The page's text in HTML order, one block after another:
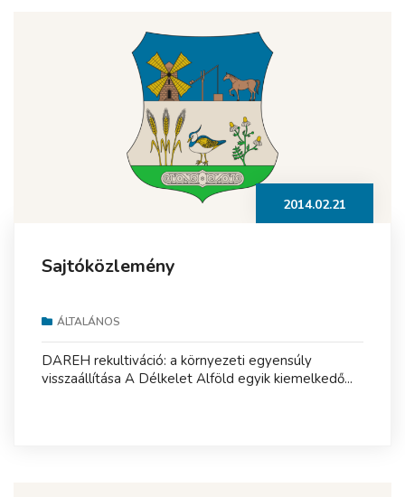
2014.02.21
Sajtóközlemény
ÁLTALÁNOS
DAREH rekultiváció: a környezeti egyensúly
visszaállítása A Délkelet Alföld egyik kiemelkedő...